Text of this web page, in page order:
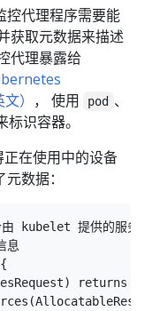
控代理程序需要能
获取元数据来描述
代理暴露给
） ， 使用 pod 、
标识容器。
在使用中的设备
数据：
kubelet 提供的服务，
息
returns